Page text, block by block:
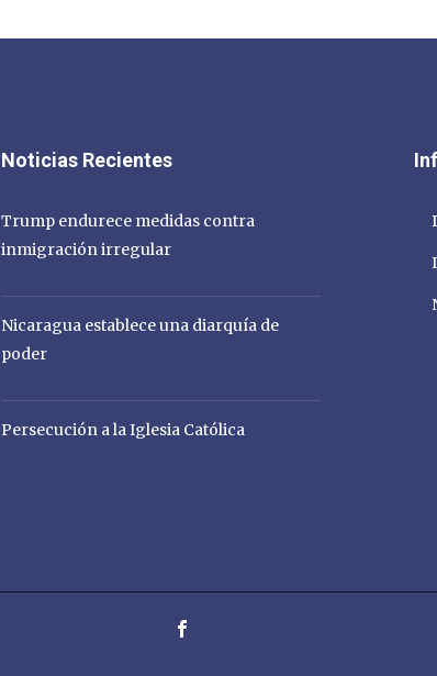
Noticias Recientes
Trump endurece medidas contra
inmigración irregular
Nicaragua establece una diarquía de
poder
Persecución a la Iglesia Católica